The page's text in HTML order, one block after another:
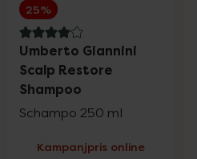
25%
4 av 5 i omdöme
Umberto Giannini
Scalp Restore
Shampoo
Schampo 250 ml
Kampanjpris online